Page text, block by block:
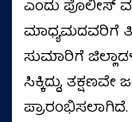
ಎಂದು ಪೊಲೀಸ್
ಮಾಧ್ಯಮದವರಿಗೆ
ಸುಮಾರಿಗೆ
ಸಿಕ್ಕಿದ್ದು,
ಪ್ರಾರಂಭಿಸಲಾಗಿದೆ.